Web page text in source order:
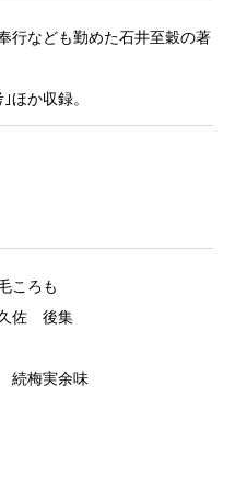
行なども勤めた石井至穀の著
か収録。
ろも
佐 後集
梅実余味